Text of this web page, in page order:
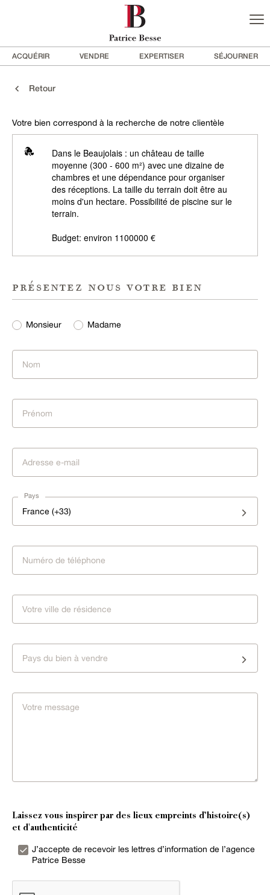
ACQUÉRIR VENDRE EXPERTISER SÉJOURNER
Retour
Votre bien correspond à la recherche de notre clientèle
Dans le Beaujolais : un château de taille
moyenne (300 - 600 m²) avec une dizaine de
chambres et une dépendance pour organiser
des réceptions. La taille du terrain doit être au
moins d'un hectare. Possibilité de piscine sur le
terrain.
Budget: environ 1100000 €
présentez nous votre bien
Monsieur Madame
Pays
France (+33)
Pays du bien à vendre
Laissez vous inspirer par des lieux empreints d’histoire(s)
et d'authenticité
J’accepte de recevoir les lettres d’information de l’agence
Patrice Besse